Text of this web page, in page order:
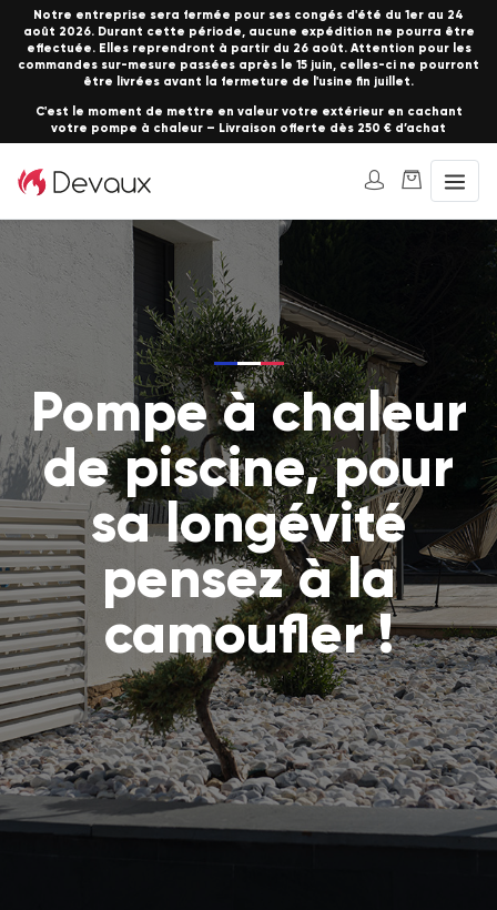
Notre entreprise sera fermée pour ses congés d'été du 1er au 24
août 2026. Durant cette période, aucune expédition ne pourra être
effectuée. Elles reprendront à partir du 26 août. Attention pour les
commandes sur-mesure passées après le 15 juin, celles-ci ne pourront
être livrées avant la fermeture de l'usine fin juillet.
C'est le moment de mettre en valeur votre extérieur en cachant
votre pompe à chaleur – Livraison offerte dès 250 € d’achat
Pompe à chaleur
de piscine, pour
sa longévité
pensez à la
camoufler !